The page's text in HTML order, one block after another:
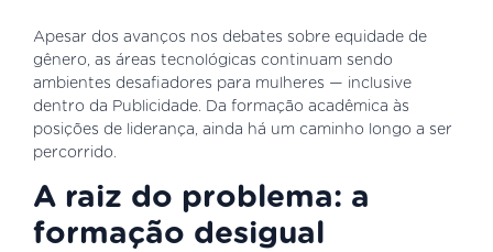
Apesar dos avanços nos debates sobre equidade de
gênero, as áreas tecnológicas continuam sendo
ambientes desafiadores para mulheres — inclusive
dentro da Publicidade. Da formação acadêmica às
posições de liderança, ainda há um caminho longo a ser
percorrido.
A raiz do problema: a
formação desigual